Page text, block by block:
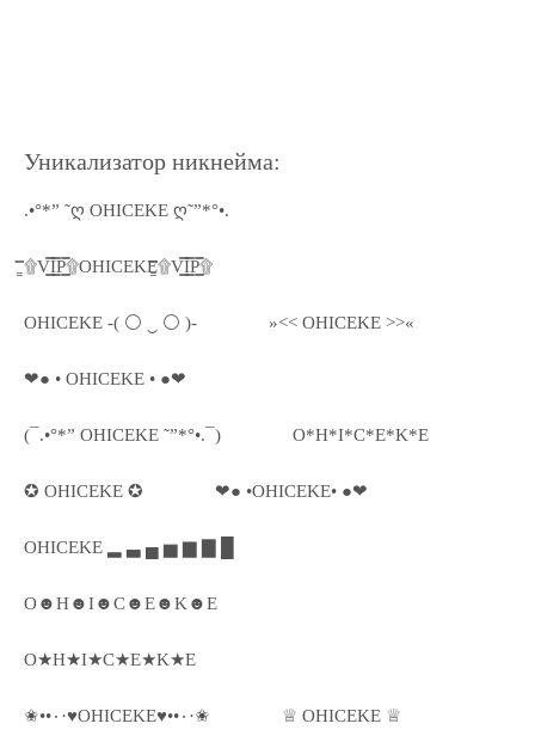
Уникализатор никнейма:
.•°*” ˜ღ OHICEKE ღ˜”*°•.
۩͇̿V͇̿I͇̿P͇̿۩OHICEKE۩͇̿V͇̿I͇̿P͇̿۩
OHICEKE -( ⚪ ‿ ⚪ )- »<< OHICEKE >>«
❤● • OHICEKE • ●❤
(¯.•°*” OHICEKE ˜”*°•.¯) O*H*I*C*E*K*E
✪ OHICEKE ✪ ❤● •OHICEKE• ●❤
OHICEKE ▂ ▃ ▄ ▅ ▆ ▇ █
O☻H☻I☻C☻E☻K☻E
O★H★I★C★E★K★E
✬••٠·♥OHICEKE♥••٠·✬ ♕ OHICEKE ♕